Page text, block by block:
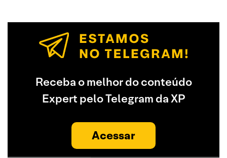
Receba o melhor do conteúdo
Expert pelo Telegram da XP
Acessar